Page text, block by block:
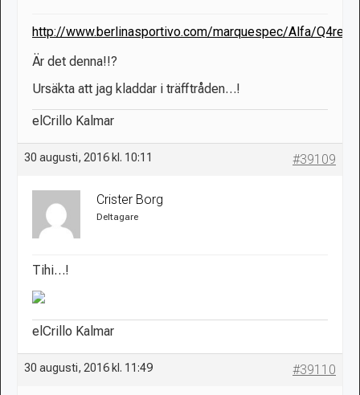
http://www.berlinasportivo.com/marquespec/Alfa/
Är det denna!!?
Ursäkta att jag kladdar i träfftråden…!
elCrillo Kalmar
30 augusti, 2016 kl. 10:11 #39109
Crister Borg
Deltagare
Tihi…!
elCrillo Kalmar
30 augusti, 2016 kl. 11:49 #39110